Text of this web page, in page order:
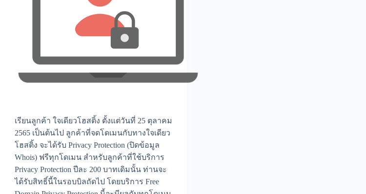
เรียนลูกค้า ใจเดียวโฮสติ้ง ตั้งแต่วันที่ 25 ตุลาคม
2565 เป็นต้นไป ลูกค้าที่จดโดเมนกับทางใจเดียว
โฮสติ้ง จะได้รับ Privacy Protection (ปิดข้อมูล
Whois) ฟรีทุกโดเมน สำหรับลูกค้าที่ใช้บริการ
Privacy Protection ปีละ 200 บาทเดิมนั้น ท่านจะ
ได้รับสิทธิ์นี้ในรอบบิลถัดไป โดยบริการ Free